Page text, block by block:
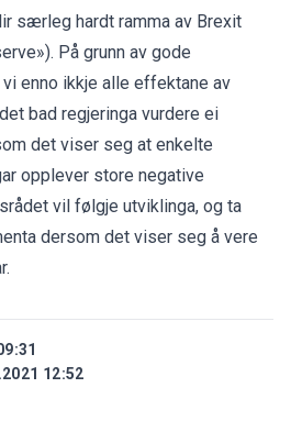
særleg hardt ramma av Brexit
På grunn av gode
enno ikkje alle effektane av
bad regjeringa vurdere ei
det viser seg at enkelte
opplever store negative
vil følgje utviklinga, og ta
dersom det viser seg å vere
12:52